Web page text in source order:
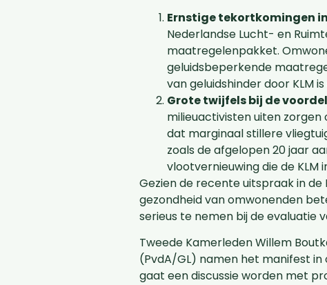
Ernstige tekortkomingen
Nederlandse Lucht- en
maatregelenpakket.
geluidsbeperkende
van geluidshinder door KLM
Grote twijfels bij de
milieuactivisten uiten zorgen
dat marginaal stillere
zoals de afgelopen 20 jaar
vlootvernieuwing die de KLM
Gezien de recente uitspraak in
gezondheid van omwonenden
serieus te nemen bij de evaluatie
Tweede Kamerleden Willem
(PvdA/GL) namen het manifest
gaat een discussie worden met